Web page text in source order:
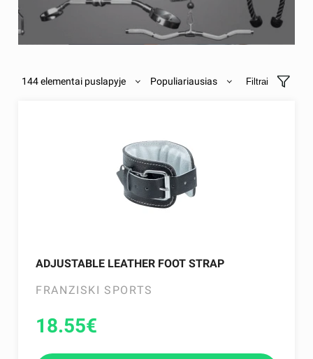
144 elementai puslapyje Populiariausias Filtrai
ADJUSTABLE LEATHER FOOT STRAP
FRANZISKI SPORTS
18.55€